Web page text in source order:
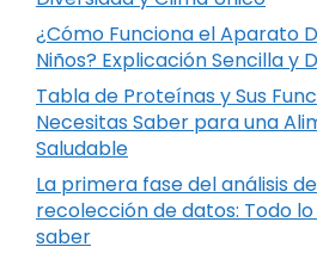
¿Cómo Funciona el Aparato
Niños? Explicación Sencilla y
Tabla de Proteínas y Sus
Necesitas Saber para una
Saludable
La primera fase del análisis
recolección de datos: Todo
saber